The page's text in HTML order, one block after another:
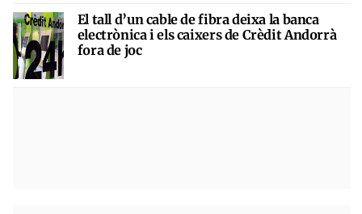
El tall d’un cable de fibra deixa la banca
electrònica i els caixers de Crèdit Andorrà
fora de joc